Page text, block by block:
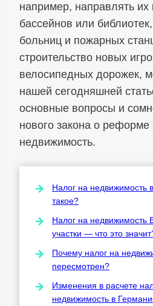
например, направлять
бассейнов или
больниц и пожарных
строительство новых
велосипедных дорожек,
нашей сегодняшней
основные вопросы и
нового закона о реформе
недвижимость.
Налог на недвижимость
такое?
Налог на недвижимость
участки — что это
Почему налог на
пересмотрен?
Изменения в расчете
недвижимость в